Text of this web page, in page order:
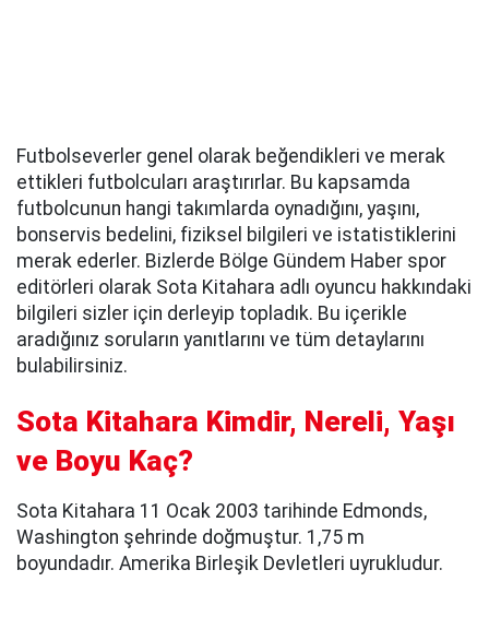
Futbolseverler genel olarak beğendikleri ve merak
ettikleri futbolcuları araştırırlar. Bu kapsamda
futbolcunun hangi takımlarda oynadığını, yaşını,
bonservis bedelini, fiziksel bilgileri ve istatistiklerini
merak ederler. Bizlerde Bölge Gündem Haber spor
editörleri olarak Sota Kitahara adlı oyuncu hakkındaki
bilgileri sizler için derleyip topladık. Bu içerikle
aradığınız soruların yanıtlarını ve tüm detaylarını
bulabilirsiniz.
Sota Kitahara Kimdir, Nereli, Yaşı
ve Boyu Kaç?
Sota Kitahara 11 Ocak 2003 tarihinde Edmonds,
Washington şehrinde doğmuştur. 1,75 m
boyundadır. Amerika Birleşik Devletleri uyrukludur.